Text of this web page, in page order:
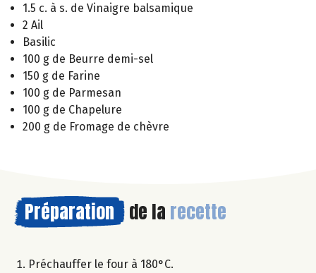
1.5 c. à s. de Vinaigre balsamique
2 Ail
Basilic
100 g de Beurre demi-sel
150 g de Farine
100 g de Parmesan
100 g de Chapelure
200 g de Fromage de chèvre
Préparation de la recette
Préchauffer le four à 180°C.